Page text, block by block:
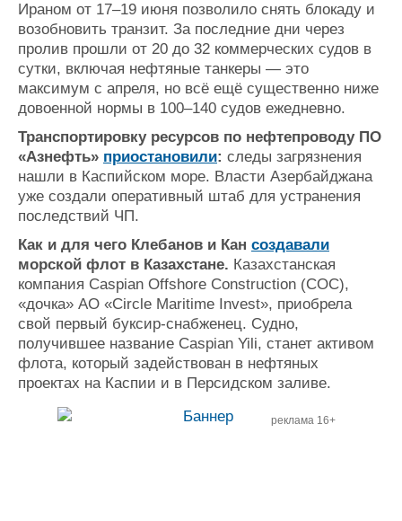
Ираном от 17–19 июня позволило снять блокаду и
возобновить транзит. За последние дни через
пролив прошли от 20 до 32 коммерческих судов в
сутки, включая нефтяные танкеры — это
максимум с апреля, но всё ещё существенно ниже
довоенной нормы в 100–140 судов ежедневно.
Транспортировку ресурсов по нефтепроводу ПО
«Азнефть» приостановили: следы загрязнения
нашли в Каспийском море. Власти Азербайджана
уже создали оперативный штаб для устранения
последствий ЧП.
Как и для чего Клебанов и Кан создавали
морской флот в Казахстане. Казахстанская
компания Caspian Offshore Construction (СОС),
«дочка» АО «Circle Maritime Invest», приобрела
свой первый буксир-снабженец. Судно,
получившее название Caspian Yili, станет активом
флота, который задействован в нефтяных
проектах на Каспии и в Персидском заливе.
реклама 16+